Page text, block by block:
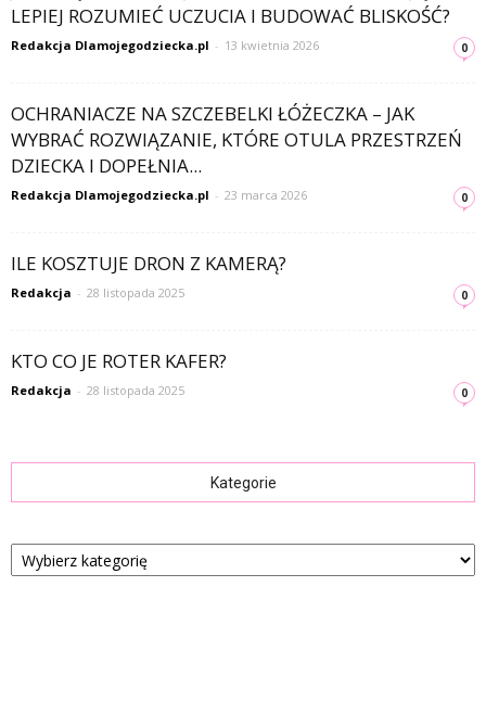
LEPIEJ ROZUMIEĆ UCZUCIA I BUDOWAĆ BLISKOŚĆ?
Redakcja Dlamojegodziecka.pl - 13 kwietnia 2026 0
OCHRANIACZE NA SZCZEBELKI ŁÓŻECZKA – JAK
WYBRAĆ ROZWIĄZANIE, KTÓRE OTULA PRZESTRZEŃ
DZIECKA I DOPEŁNIA...
Redakcja Dlamojegodziecka.pl - 23 marca 2026 0
ILE KOSZTUJE DRON Z KAMERĄ?
Redakcja - 28 listopada 2025 0
KTO CO JE ROTER KAFER?
Redakcja - 28 listopada 2025 0
Kategorie
Kategorie